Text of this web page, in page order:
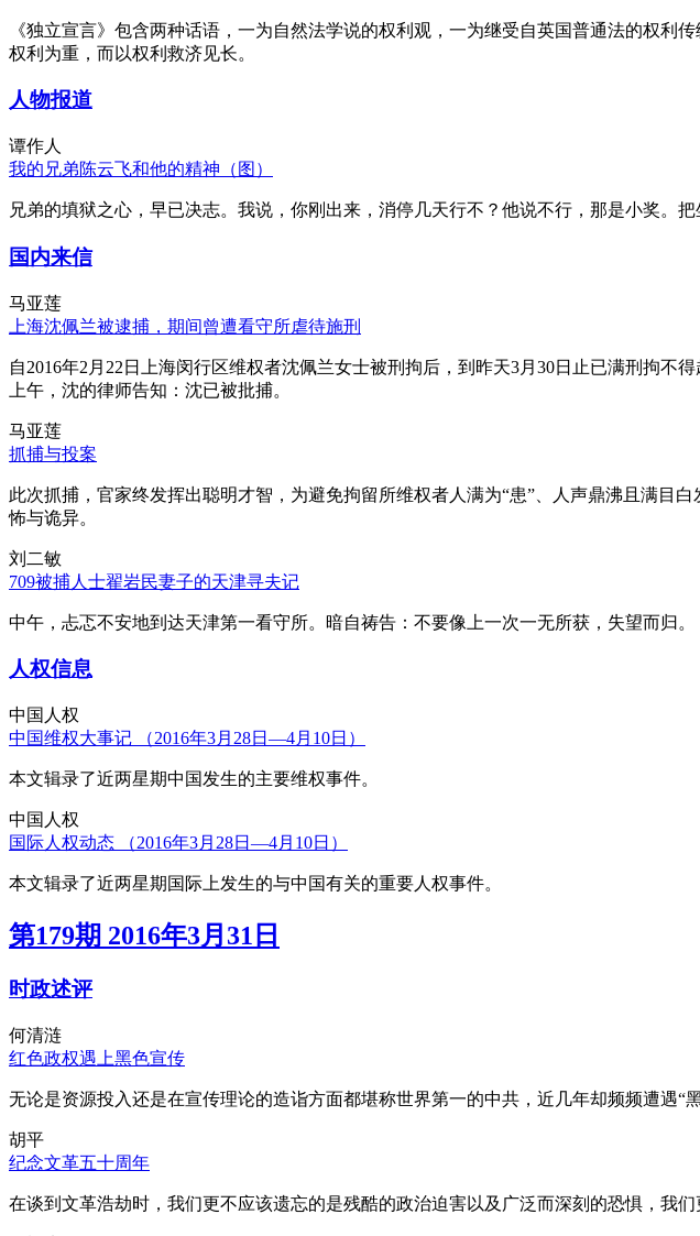
《独立宣言》包含两种话语，一为自然法学说的权利观，一为继受自英国普通法的权
权利为重，而以权利救济见长。
人物报道
谭作人
我的兄弟陈云飞和他的精神（图）
兄弟的填狱之心，早已决志。我说，你刚出来，消停几天行不？他说不行，那是小奖。
国内来信
马亚莲
上海沈佩兰被逮捕，期间曾遭看守所虐待施刑
自2016年2月22日上海闵行区维权者沈佩兰女士被刑拘后，到昨天3月30日止已满刑拘不
上午，沈的律师告知：沈已被批捕。
马亚莲
抓捕与投案
此次抓捕，官家终发挥出聪明才智，为避免拘留所维权者人满为“患”、人声鼎沸且满目
怖与诡异。
刘二敏
709被捕人士翟岩民妻子的天津寻夫记
中午，忐忑不安地到达天津第一看守所。暗自祷告：不要像上一次一无所获，失望而归。
人权信息
中国人权
中国维权大事记 （2016年3月28日—4月10日）
本文辑录了近两星期中国发生的主要维权事件。
中国人权
国际人权动态 （2016年3月28日—4月10日）
本文辑录了近两星期国际上发生的与中国有关的重要人权事件。
第179期 2016年3月31日
时政述评
何清涟
红色政权遇上黑色宣传
无论是资源投入还是在宣传理论的造诣方面都堪称世界第一的中共，近几年却频频遭遇“
胡平
纪念文革五十周年
在谈到文革浩劫时，我们更不应该遗忘的是残酷的政治迫害以及广泛而深刻的恐惧，我